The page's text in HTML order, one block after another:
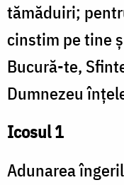
tămăduiri;
cinstim pe tine
Bucură-te,
Dumnezeu
Icosul 1
Adunarea